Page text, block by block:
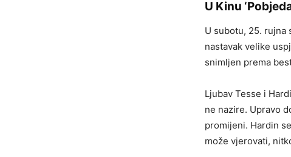
U Kinu
U subotu, 25. rujna
nastavak velike
snimljen prema
Ljubav Tesse i
ne nazire. Upravo
promijeni. Hardin
može vjerovati,